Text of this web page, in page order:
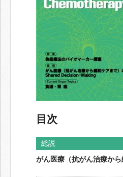
目次
総説
がん医療（抗がん治療か